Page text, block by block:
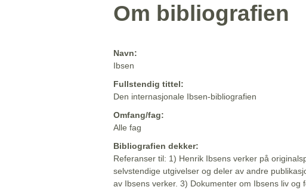
Om bibliografien
Navn:
Ibsen
Fullstendig tittel:
Den internasjonale Ibsen-bibliografien
Omfang/fag:
Alle fag
Bibliografien dekker:
Referanser til: 1) Henrik Ibsens verker på
selvstendige utgivelser og deler av andre
av Ibsens verker. 3) Dokumenter om Ibsens liv og